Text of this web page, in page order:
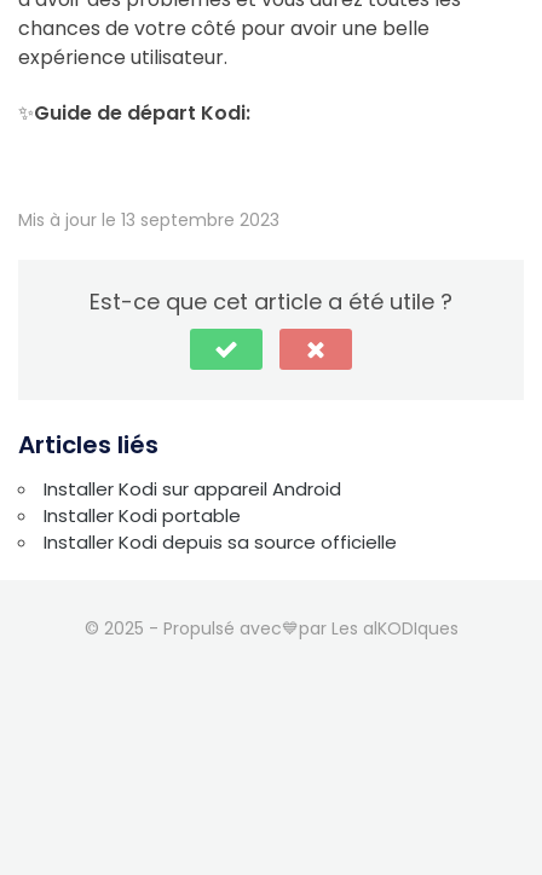
chances de votre côté pour avoir une belle
expérience utilisateur.
✨Guide de départ Kodi:
Mis à jour le 13 septembre 2023
Est-ce que cet article a été utile ?
Articles liés
Installer Kodi sur appareil Android
Installer Kodi portable
Installer Kodi depuis sa source officielle
© 2025 - Propulsé avec💙par Les alKODIques